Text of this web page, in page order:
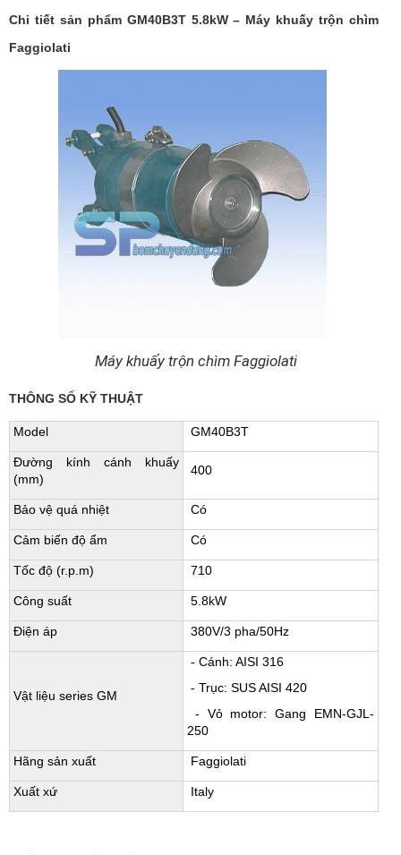
Chi tiết sản phẩm GM40B3T 5.8kW – Máy khuấy trộn chìm
Faggiolati
Máy khuấy trộn chìm Faggiolati
THÔNG SỐ KỸ THUẬT
Model GM40B3T
Đường kính cánh khuấy
(mm)
400
Bảo vệ quá nhiệt Có
Cảm biến độ ẩm Có
Tốc độ (r.p.m) 710
Công suất 5.8kW
Điện áp 380V/3 pha/50Hz
Vật liệu series GM
- Cánh: AISI 316
- Trục: SUS AISI 420
- Vỏ motor: Gang EMN-GJL-
250
Hãng sản xuất Faggiolati
Xuất xứ Italy